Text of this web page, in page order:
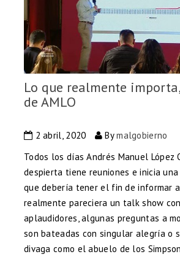
Lo que realmente
de AMLO
2 abril, 2020 Bymalgobierno
Todos los días Andrés Manuel López
despierta tiene reuniones e inicia
que debería tener el fin de informar
realmente pareciera un talk show
aplaudidores, algunas preguntas a
son bateadas con singular alegría o
divaga como el abuelo de los